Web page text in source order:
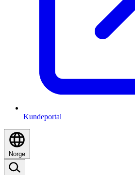
Kundeportal
Norge